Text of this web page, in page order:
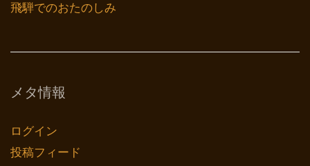
飛騨でのおたのしみ
メタ情報
ログイン
投稿フィード